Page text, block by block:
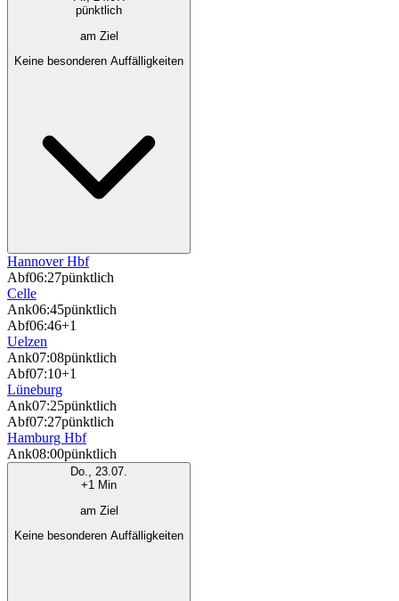
pünktlich
am Ziel
Keine besonderen Auffälligkeiten
Hannover Hbf
Abf06:27pünktlich
Celle
Ank06:45pünktlich
Abf06:46+1
Uelzen
Ank07:08pünktlich
Abf07:10+1
Lüneburg
Ank07:25pünktlich
Abf07:27pünktlich
Hamburg Hbf
Ank08:00pünktlich
Do., 23.07.
+1 Min
am Ziel
Keine besonderen Auffälligkeiten